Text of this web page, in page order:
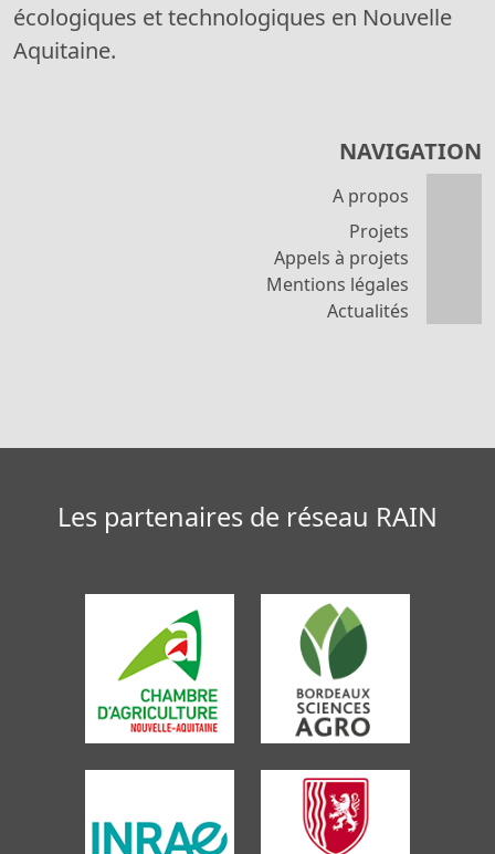
écologiques et technologiques en Nouvelle
Aquitaine.
NAVIGATION
A propos
Projets
Appels à projets
Mentions légales
Actualités
Les partenaires de réseau RAIN